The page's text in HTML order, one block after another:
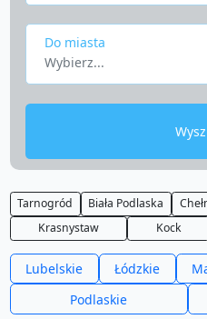
Do miasta
Wybierz...
Tarnogród Biała Podlaska
Krasnystaw
Kock
Lubelskie Łódzkie
Podlaskie